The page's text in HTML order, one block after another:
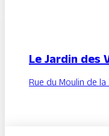
Le Jardin des
Rue du Moulin de